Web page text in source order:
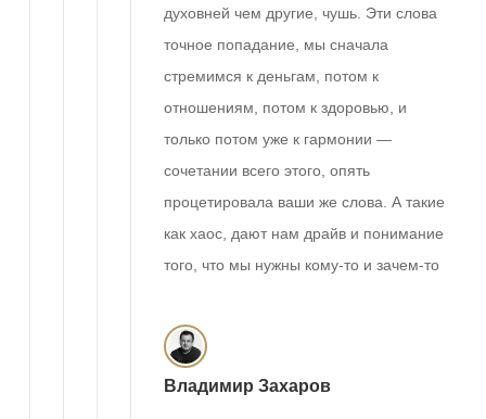
духовней чем другие, чушь. Эти слова
точное попадание, мы сначала
стремимся к деньгам, потом к
отношениям, потом к здоровью, и
только потом уже к гармонии —
сочетании всего этого, опять
процетировала ваши же слова. А такие
как хаос, дают нам драйв и понимание
того, что мы нужны кому-то и зачем-то
Владимир Захаров